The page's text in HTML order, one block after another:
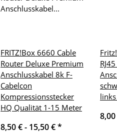
FRITZ!Box 6660 Cable
Router Deluxe Premium
Anschlusskabel 8k F-
Cabelcon
Kompressionsstecker
HQ Qualität 1-15 Meter
8,50 € - 15,50 €*